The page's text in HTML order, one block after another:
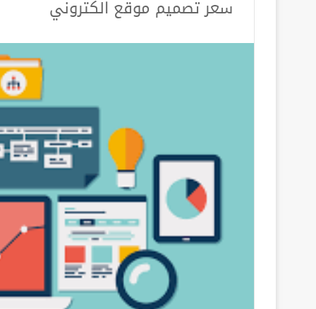
سعر تصميم موقع الكتروني